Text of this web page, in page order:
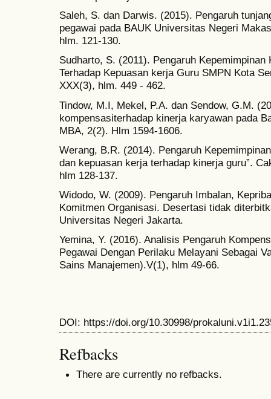
Saleh, S. dan Darwis. (2015). Pengaruh
pegawai pada BAUK Universitas Negeri
hlm. 121-130.
Sudharto, S. (2011). Pengaruh
Terhadap Kepuasan kerja Guru SMPN Kota
XXX(3), hlm. 449 - 462.
Tindow, M.I, Mekel, P.A. dan Sendow, G.M.
kompensasiterhadap kinerja karyawan pada
MBA, 2(2). Hlm 1594-1606.
Werang, B.R. (2014). Pengaruh
dan kepuasan kerja terhadap kinerja guru”.
hlm 128-137.
Widodo, W. (2009). Pengaruh Imbalan,
Komitmen Organisasi. Desertasi tidak
Universitas Negeri Jakarta.
Yemina, Y. (2016). Analisis Pengaruh
Pegawai Dengan Perilaku Melayani Sebagai
Sains Manajemen).V(1), hlm 49-66.
DOI: https://doi.org/10.30998/
Refbacks
There are currently no refbacks.